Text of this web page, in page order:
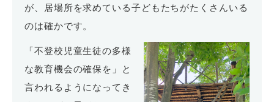
が、居場所を求めている子どもたちがたくさんいる
のは確かです。
「不登校児童生徒の多様
な教育機会の確保を」と
言われるようになってき